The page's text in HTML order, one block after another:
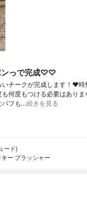
ンっで完成♡♡
チークが完成します！❤︎時
も何度もつける必要はあり
パフも…続きを見る
ード)
ー ブラッシャー